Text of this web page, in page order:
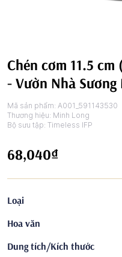
Chén cơm 11.5 cm
- Vườn Nhà Sương
Mã sản phẩm: A001_591143530
Thương hiệu: Minh Long
Bộ sưu tập: Timeless IFP
68,040₫
Loại
Hoa văn
Dung tích/Kích thước